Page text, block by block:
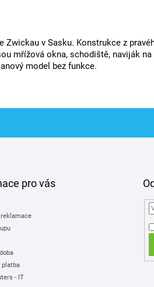
v Sasku. Konstrukce z
mřížová okna, schodiště, naviják
model bez funkce.
pro vás
platba
- IT